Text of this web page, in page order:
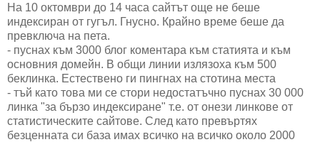
На 10 октомври до 14 часа сайтът още не беше
индексиран от гугъл. Гнусно. Крайно време беше да
превключа на пета.
- пуснах към 3000 блог коментара към статията и към
основния домейн. В общи линии излязоха към 500
беклинка. Естествено ги пингнах на стотина места
- тъй като това ми се стори недостатъчно пуснах 30 000
линка "за бързо индексиране" т.е. от онези линкове от
статистическите сайтове. След като превъртях
безценната си база имах всичко на всичко около 2000